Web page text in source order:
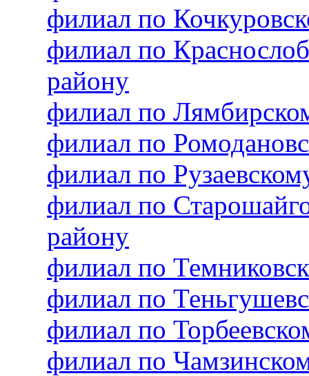
филиал по
филиал по
району
филиал по
филиал по
филиал по
филиал по
району
филиал по
филиал по
филиал по
филиал по